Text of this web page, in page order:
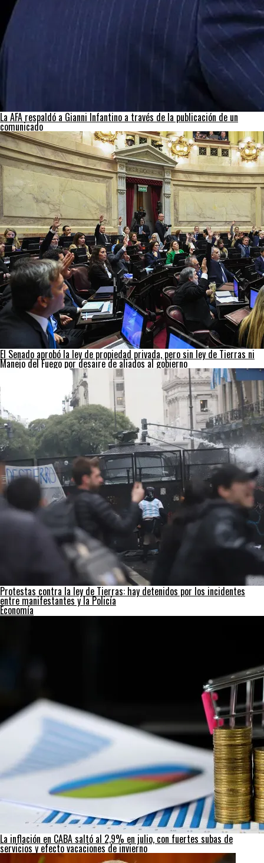
La AFA respaldó a Gianni Infantino a través de la publicación de un
comunicado
El Senado aprobó la ley de propiedad privada, pero sin ley de Tierras ni
Manejo del Fuego por desaire de aliados al gobierno
Protestas contra la ley de Tierras: hay detenidos por los incidentes
entre manifestantes y la Policía
Economía
La inflación en CABA saltó al 2,9% en julio, con fuertes subas de
servicios y efecto vacaciones de invierno